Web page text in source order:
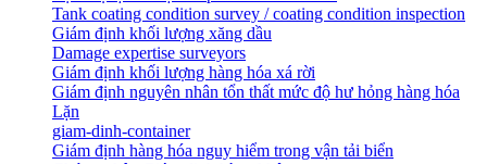
Tank coating condition survey / coating condition inspection
Giám định khối lượng xăng dầu
Damage expertise surveyors
Giám định khối lượng hàng hóa xá rời
Giám định nguyên nhân tổn thất mức độ hư hỏng hàng hóa
Lặn
giam-dinh-container
Giám định hàng hóa nguy hiểm trong vận tải biển